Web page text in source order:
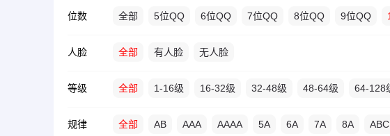
位数 全部 5位QQ 6位QQ 7位QQ 8位QQ 9位QQ
人脸 全部 有人脸 无人脸
等级 全部 1-16级 16-32级 32-48级 48-64级 64-128
规律 全部 AB AAA AAAA 5A 6A 7A 8A ABC